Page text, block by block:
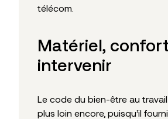
télécom.
Matériel,
intervenir
Le code du bien-être au
plus loin encore, puisqu’il